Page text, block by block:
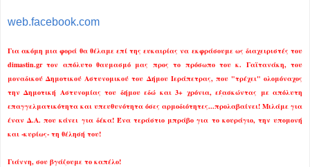
web.facebook.com
Για ακόμη μια φορά θα θέλαμε επί της ευκαιρίας να εκφράσουμε ως διαχειριστές του
dimastin.gr τον απόλυτο θαυμασμό μας προς το πρόσωπο του κ. Γαϊτανάκη, του
μοναδικού Δημοτικού Αστυνομικού του Δήμου Ιεράπετρας, που "τρέχει" ολομόναχος
την Δημοτική Αστυνομίας του δήμου εδώ και 3+ χρόνια, εξασκώντας με απόλυτη
επαγγελματικότητα και υπευθυνότητα όσες αρμοδιότητες...προλαβαίνει! Μιλάμε για
έναν Δ.Α. που κάνει για δέκα! Ένα τεράστιο μπράβο για το κουράγιο, την υπομονή
και -κυρίως- τη θέλησή του!
Γιάννη, σου βγάζουμε το καπέλο!